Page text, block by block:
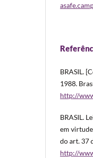
BRASIL.
1988.
http://
BRASIL.
em
do art. 37
http://